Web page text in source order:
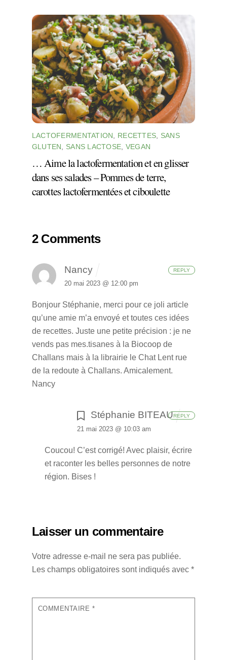
LACTOFERMENTATION RECETTES
SANS
GLUTEN
SANS LACTOSE VEGAN
… Aime la lactofermentation et en glisser
dans ses salades – Pommes de terre,
carottes lactofermentées et ciboulette
2 Comments
Nancy
20 mai 2023 @ 12:00 pm
Bonjour Stéphanie, merci pour ce joli article
qu’une amie m’a envoyé et toutes ces idées
de recettes. Juste une petite précision : je ne
vends pas mes.tisanes à la Biocoop de
Challans mais à la librairie le Chat Lent rue
de la redoute à Challans. Amicalement.
Nancy
REPLY
Stéphanie BITEAU
21 mai 2023 @ 10:03 am
Coucou! C’est corrigé! Avec plaisir, écrire
et raconter les belles personnes de notre
région. Bises !
REPLY
Laisser un commentaire
Votre adresse e-mail ne sera pas publiée.
Les champs obligatoires sont indiqués avec *
COMMENTAIRE *